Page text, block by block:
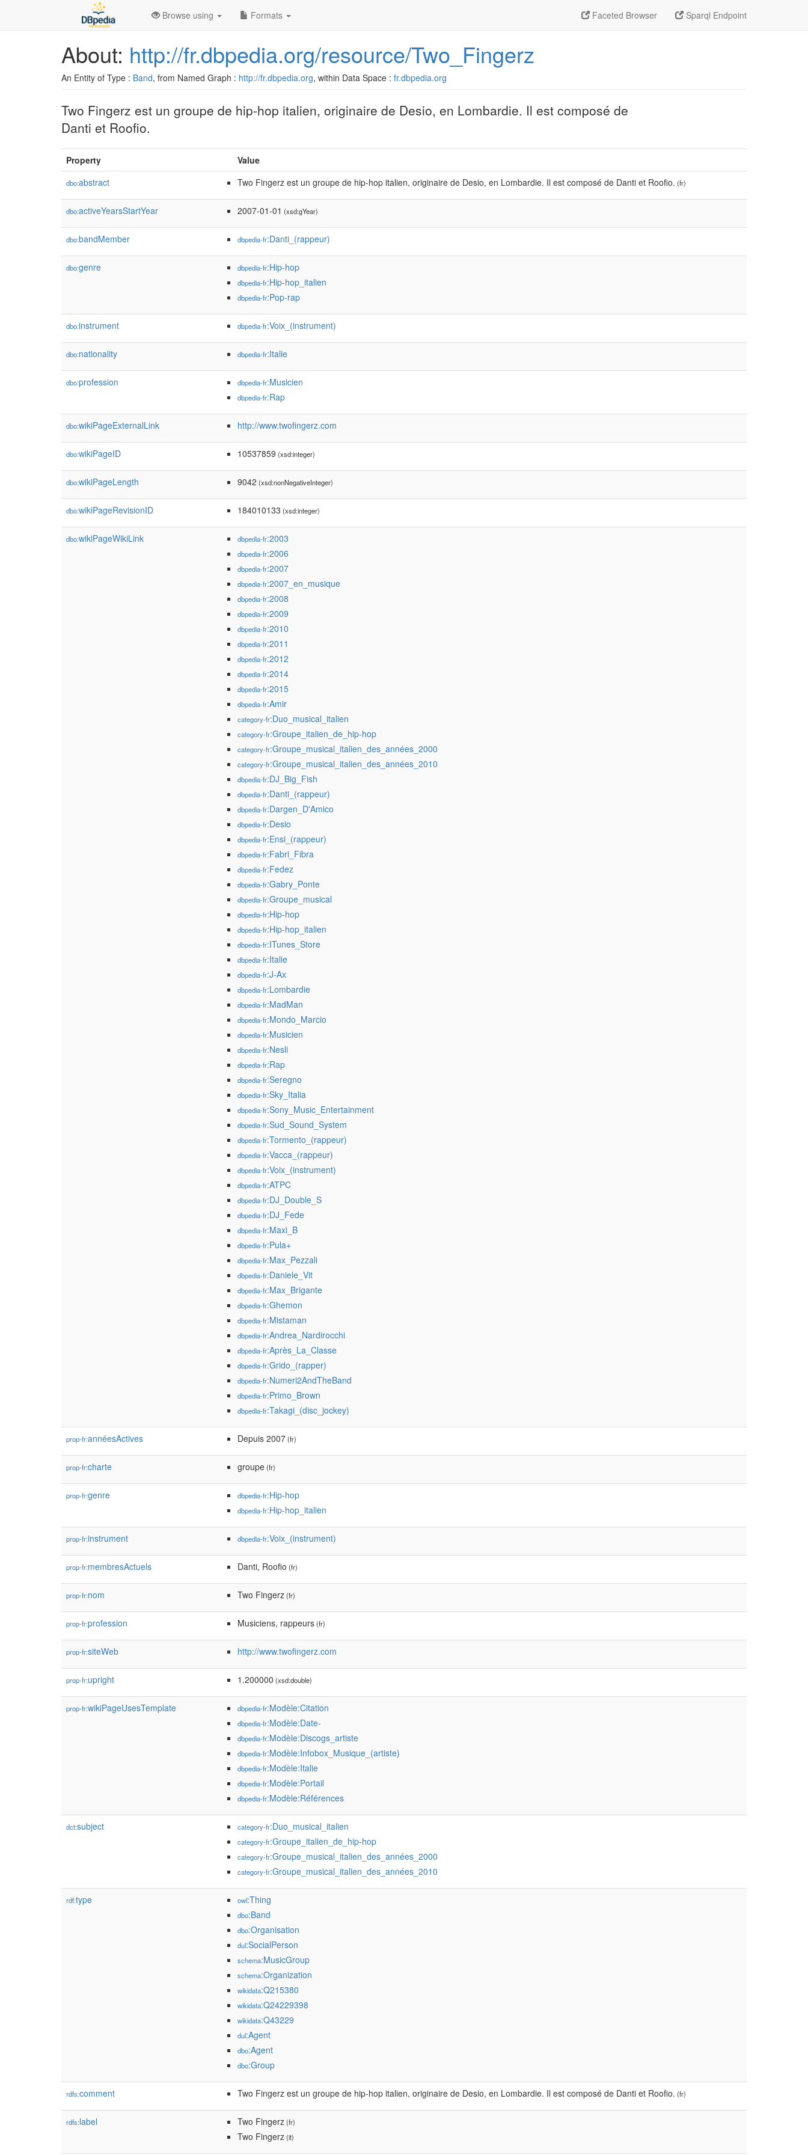
Faceted Browser Sparql Endpoint
Browse using Formats
About: http://fr.dbpedia.org/resource/Two_Fingerz
An Entity of Type : Band, from Named Graph : http://fr.dbpedia.org, within Data Space : fr.dbpedia.org
Two Fingerz est un groupe de hip-hop italien, originaire de Desio, en Lombardie. Il est composé de
Danti et Roofio.
Property Value
dbo:abstract Two Fingerz est un groupe de hip-hop italien, originaire de Desio, en Lombardie. Il est composé de Danti et Roofio. (fr)
dbo:activeYearsStartYear 2007-01-01 (xsd:gYear)
dbo:bandMember dbpedia-fr:Danti_(rappeur)
dbo:genre dbpedia-fr:Hip-hop
dbpedia-fr:Hip-hop_italien
dbpedia-fr:Pop-rap
dbo:instrument dbpedia-fr:Voix_(instrument)
dbo:nationality dbpedia-fr:Italie
dbo:profession dbpedia-fr:Musicien
dbpedia-fr:Rap
dbo:wikiPageExternalLink http://www.twofingerz.com
dbo:wikiPageID 10537859 (xsd:integer)
dbo:wikiPageLength 9042 (xsd:nonNegativeInteger)
dbo:wikiPageRevisionID 184010133 (xsd:integer)
dbo:wikiPageWikiLink dbpedia-fr:2003
dbpedia-fr:2006
dbpedia-fr:2007
dbpedia-fr:2007_en_musique
dbpedia-fr:2008
dbpedia-fr:2009
dbpedia-fr:2010
dbpedia-fr:2011
dbpedia-fr:2012
dbpedia-fr:2014
dbpedia-fr:2015
dbpedia-fr:Amir
category-fr:Duo_musical_italien
category-fr:Groupe_italien_de_hip-hop
category-fr:Groupe_musical_italien_des_années_2000
category-fr:Groupe_musical_italien_des_années_2010
dbpedia-fr:DJ_Big_Fish
dbpedia-fr:Danti_(rappeur)
dbpedia-fr:Dargen_D'Amico
dbpedia-fr:Desio
dbpedia-fr:Ensi_(rappeur)
dbpedia-fr:Fabri_Fibra
dbpedia-fr:Fedez
dbpedia-fr:Gabry_Ponte
dbpedia-fr:Groupe_musical
dbpedia-fr:Hip-hop
dbpedia-fr:Hip-hop_italien
dbpedia-fr:ITunes_Store
dbpedia-fr:Italie
dbpedia-fr:J-Ax
dbpedia-fr:Lombardie
dbpedia-fr:MadMan
dbpedia-fr:Mondo_Marcio
dbpedia-fr:Musicien
dbpedia-fr:Nesli
dbpedia-fr:Rap
dbpedia-fr:Seregno
dbpedia-fr:Sky_Italia
dbpedia-fr:Sony_Music_Entertainment
dbpedia-fr:Sud_Sound_System
dbpedia-fr:Tormento_(rappeur)
dbpedia-fr:Vacca_(rappeur)
dbpedia-fr:Voix_(instrument)
dbpedia-fr:ATPC
dbpedia-fr:DJ_Double_S
dbpedia-fr:DJ_Fede
dbpedia-fr:Maxi_B
dbpedia-fr:Pula+
dbpedia-fr:Max_Pezzali
dbpedia-fr:Daniele_Vit
dbpedia-fr:Max_Brigante
dbpedia-fr:Ghemon
dbpedia-fr:Mistaman
dbpedia-fr:Andrea_Nardirocchi
dbpedia-fr:Après_La_Classe
dbpedia-fr:Grido_(rapper)
dbpedia-fr:Numeri2AndTheBand
dbpedia-fr:Primo_Brown
dbpedia-fr:Takagi_(disc_jockey)
prop-fr:annéesActives Depuis 2007(fr)
prop-fr:charte groupe(fr)
prop-fr:genre dbpedia-fr:Hip-hop
dbpedia-fr:Hip-hop_italien
prop-fr:instrument dbpedia-fr:Voix_(instrument)
prop-fr:membresActuels Danti, Roofio (fr)
prop-fr:nom Two Fingerz(fr)
prop-fr:profession Musiciens, rappeurs(fr)
prop-fr:siteWeb http://www.twofingerz.com
prop-fr:upright 1.200000 (xsd:double)
prop-fr:wikiPageUsesTemplate dbpedia-fr:Modèle:Citation
dbpedia-fr:Modèle:Date-
dbpedia-fr:Modèle:Discogs_artiste
dbpedia-fr:Modèle:Infobox_Musique_(artiste)
dbpedia-fr:Modèle:Italie
dbpedia-fr:Modèle:Portail
dbpedia-fr:Modèle:Références
dct:subject category-fr:Duo_musical_italien
category-fr:Groupe_italien_de_hip-hop
category-fr:Groupe_musical_italien_des_années_2000
category-fr:Groupe_musical_italien_des_années_2010
rdf:type owl:Thing
dbo:Band
dbo:Organisation
dul:SocialPerson
schema:MusicGroup
schema:Organization
wikidata:Q215380
wikidata:Q24229398
wikidata:Q43229
dul:Agent
dbo:Agent
dbo:Group
rdfs:comment Two Fingerz est un groupe de hip-hop italien, originaire de Desio, en Lombardie. Il est composé de Danti et Roofio. (fr)
rdfs:label Two Fingerz(fr)
Two Fingerz(it)